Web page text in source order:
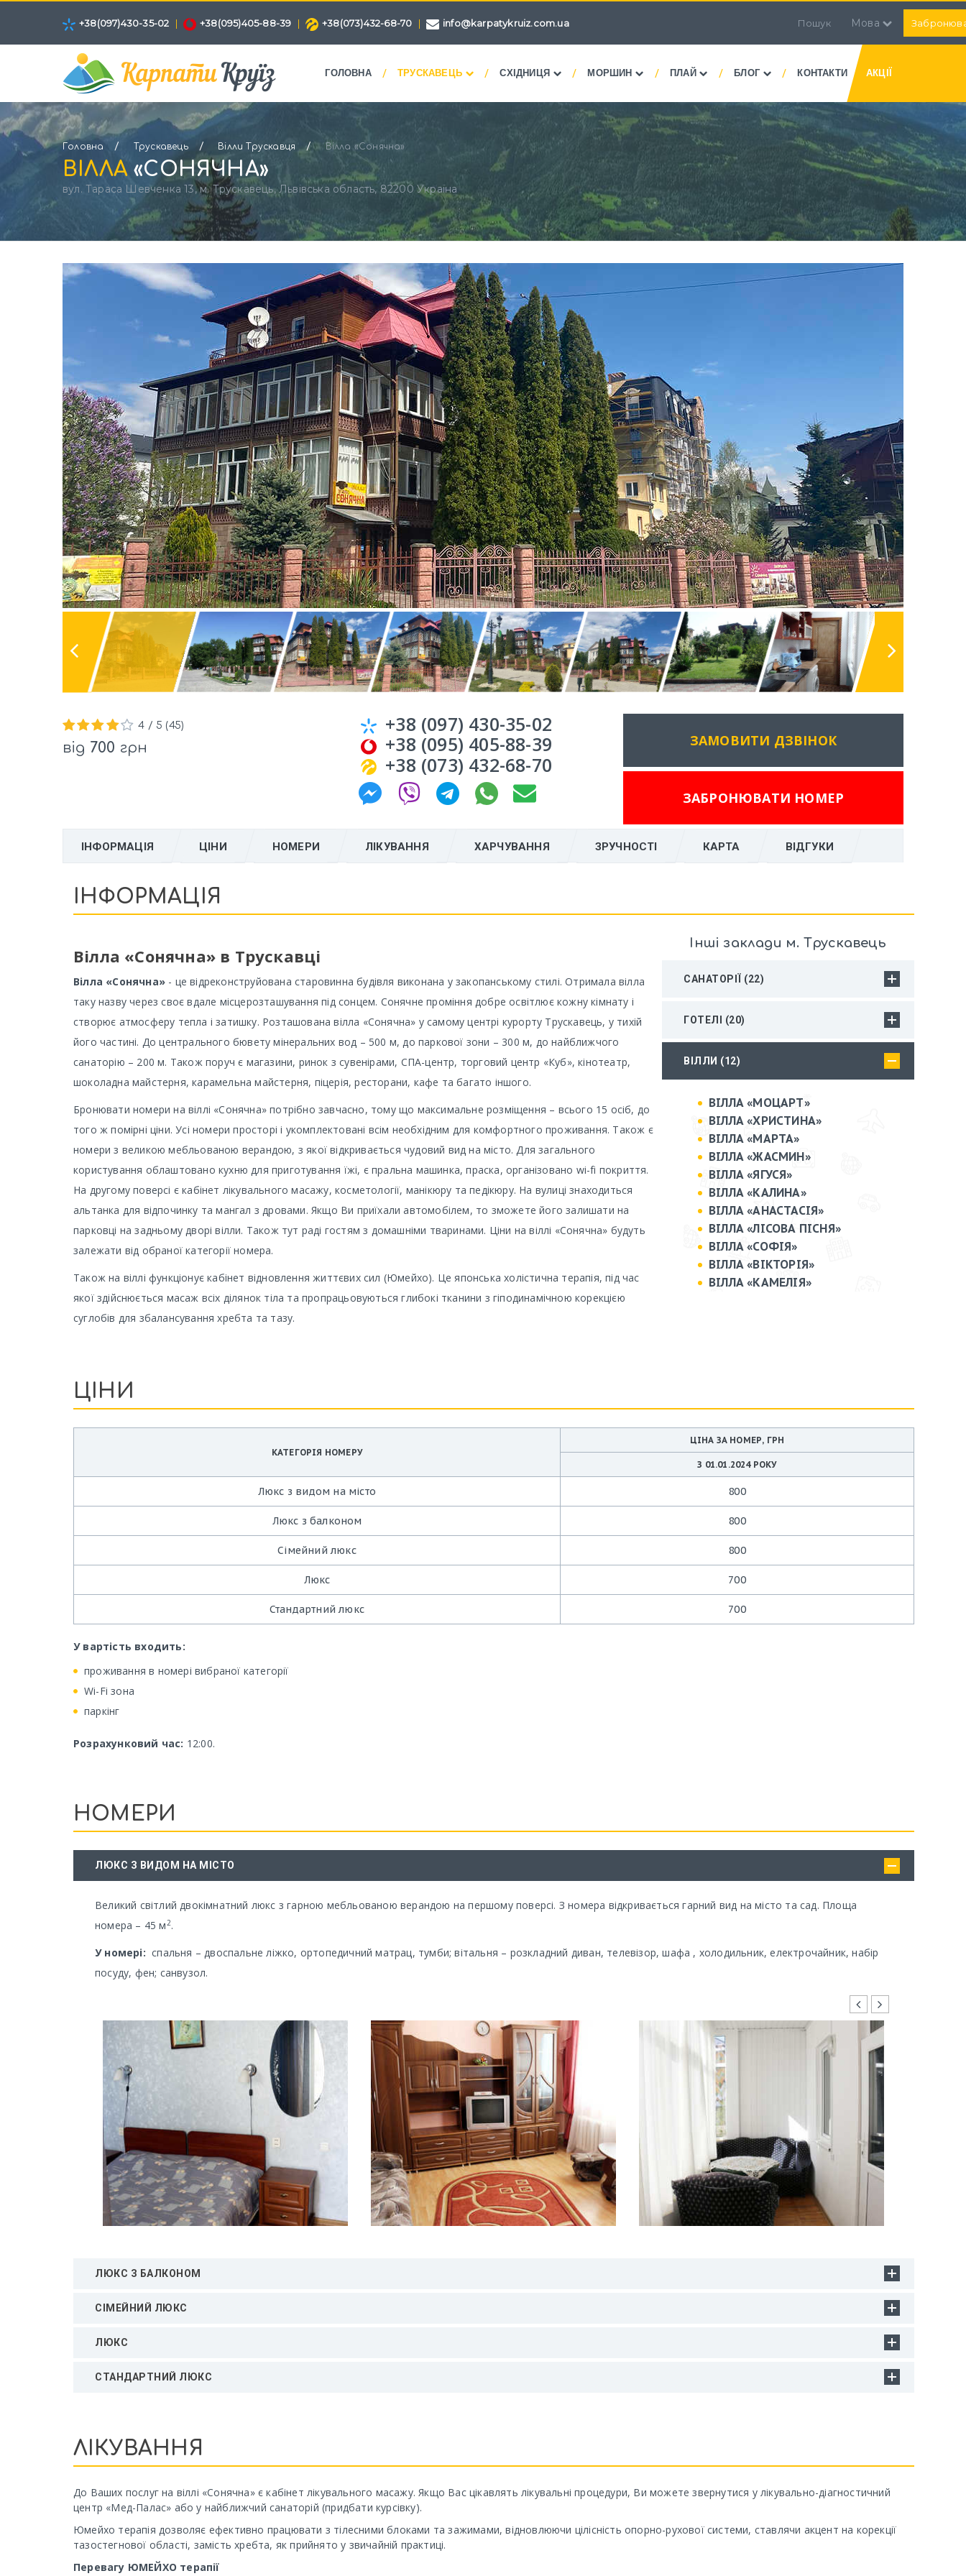
+38(097)430-35-02 | +38(095)405-88-39 | +38(073)432-68-70 | info@karpatykruiz.com.ua Пошук Мова
ГОЛОВНА / ТРУСКАВЕЦЬ / СХІДНИЦЯ / МОРШИН / ПЛАЙ / БЛОГ / КОНТАКТИ АКЦІЇ
Головна / Трускавець / Вілли Трускавця / Вілла «Сонячна»
ВІЛЛА «СОНЯЧНА»
вул. Тараса Шевченка 13, м. Трускавець, Львівська область, 82200 Україна
4 / 5 (45)
від 700 грн
+38 (097) 430-35-02
+38 (095) 405-88-39
+38 (073) 432-68-70
ЗАМОВИТИ ДЗВІНОК
ЗАБРОНЮВАТИ НОМЕР
ІНФОРМАЦІЯ ЦІНИ НОМЕРИ ЛІКУВАННЯ ХАРЧУВАННЯ ЗРУЧНОСТІ КАРТА ВІДГУКИ
ІНФОРМАЦІЯ
Вілла «Сонячна» в Трускавці
Вілла «Сонячна» - це відреконструйована старовинна будівля виконана у закопанському стилі. Отримала вілла
таку назву через своє вдале місцерозташування під сонцем. Сонячне проміння добре освітлює кожну кімнату і
створює атмосферу тепла і затишку. Розташована вілла «Сонячна» у самому центрі курорту Трускавець, у тихій
його частині. До центрального бювету мінеральних вод – 500 м, до паркової зони – 300 м, до найближчого
санаторію – 200 м. Також поруч є магазини, ринок з сувенірами, СПА-центр, торговий центр «Куб», кінотеатр,
шоколадна майстерня, карамельна майстерня, піцерія, ресторани, кафе та багато іншого.
Бронювати номери на віллі «Сонячна» потрібно завчасно, тому що максимальне розміщення – всього 15 осіб, до
того ж помірні ціни. Усі номери просторі і укомплектовані всім необхідним для комфортного проживання. Також є
номери з великою мебльованою верандою, з якої відкривається чудовий вид на місто. Для загального
користування облаштовано кухню для приготування їжі, є пральна машинка, праска, організовано wi-fi покриття.
На другому поверсі є кабінет лікувального масажу, косметології, манікюру та педікюру. На вулиці знаходиться
альтанка для відпочинку та мангал з дровами. Якщо Ви приїхали автомобілем, то зможете його залишати на
парковці на задньому дворі вілли. Також тут раді гостям з домашніми тваринами. Ціни на віллі «Сонячна» будуть
залежати від обраної категорії номера.
Також на віллі функціонує кабінет відновлення життєвих сил (Юмейхо). Це японська холістична терапія, під час
якої здійснюється масаж всіх ділянок тіла та пропрацьовуються глибокі тканини з гіподинамічною корекцією
суглобів для збалансування хребта та тазу.
Інші заклади м. Трускавець
САНАТОРІЇ (22)
ГОТЕЛІ (20)
ВІЛЛИ (12)
ВІЛЛА «МОЦАРТ»
ВІЛЛА «ХРИСТИНА»
ВІЛЛА «МАРТА»
ВІЛЛА «ЖАСМИН»
ВІЛЛА «ЯГУСЯ»
ВІЛЛА «КАЛИНА»
ВІЛЛА «АНАСТАСІЯ»
ВІЛЛА «ЛІСОВА ПІСНЯ»
ВІЛЛА «СОФІЯ»
ВІЛЛА «ВІКТОРІЯ»
ВІЛЛА «КАМЕЛІЯ»
ЦІНИ
КАТЕГОРІЯ НОМЕРУ
ЦІНА ЗА НОМЕР, ГРН
З 01.01.2024 РОКУ
Люкс з видом на місто 800
Люкс з балконом 800
Сімейний люкс 800
Люкс 700
Стандартний люкс 700
У вартість входить:
проживання в номері вибраної категорії
Wi-Fi зона
паркінг
Розрахунковий час: 12:00.
НОМЕРИ
ЛЮКС З ВИДОМ НА МІСТО
Великий світлий двокімнатний люкс з гарною мебльованою верандою на першому поверсі. З номера відкривається гарний вид на місто та сад. Площа
номера – 45 м 2.
У номері: спальня – двоспальне ліжко, ортопедичний матрац, тумби; вітальня – розкладний диван, телевізор, шафа , холодильник, електрочайник, набір
посуду, фен; санвузол.
ЛЮКС З БАЛКОНОМ
СІМЕЙНИЙ ЛЮКС
ЛЮКС
СТАНДАРТНИЙ ЛЮКС
ЛІКУВАННЯ
До Ваших послуг на віллі «Сонячна» є кабінет лікувального масажу. Якщо Вас цікавлять лікувальні процедури, Ви можете звернутися у лікувально-діагностичний
центр «Мед-Палас» або у найближчий санаторій (придбати курсівку).
Юмейхо терапія дозволяє ефективно працювати з тілесними блоками та зажимами, відновлюючи цілісність опорно-рухової системи, ставлячи акцент на корекції
тазостегнової області, замість хребта, як прийнято у звичайній практиці.
Перевагу ЮМЕЙХО терапії